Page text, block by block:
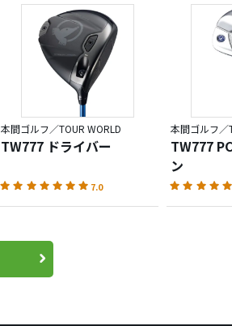
本間ゴルフ／TOUR WORLD
TW777 ドライバー
7.0
本間ゴルフ／
TW777
ン